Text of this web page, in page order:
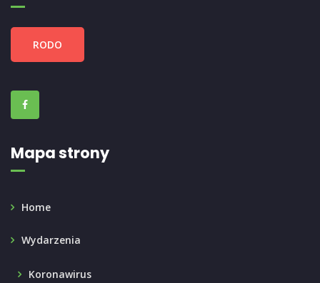
RODO
Mapa strony
Home
Wydarzenia
Koronawirus